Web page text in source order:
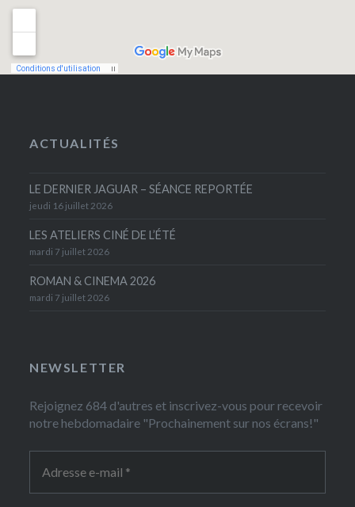
ACTUALITÉS
LE DERNIER JAGUAR – SÉANCE REPORTÉE
jeudi 16 juillet 2026
LES ATELIERS CINÉ DE L’ÉTÉ
mardi 7 juillet 2026
ROMAN & CINEMA 2026
mardi 7 juillet 2026
NEWSLETTER
Rejoignez 684 d'autres et inscrivez-vous pour recevoir
notre hebdomadaire "Prochainement sur nos écrans!"